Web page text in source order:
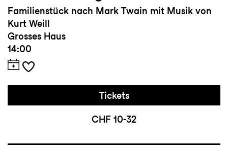
Familienstück nach Mark Twain mit Musik von
Kurt Weill
Grosses Haus
14:00
Tickets
CHF 10-32